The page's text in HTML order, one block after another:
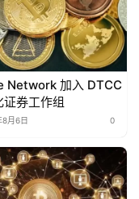
Network 加入 DTCC
证券工作组
8月6日 0